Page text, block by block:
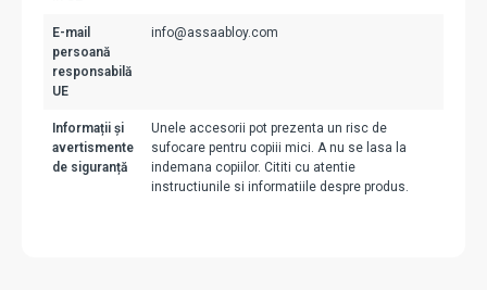
E-mail
persoană
responsabilă
UE
info@assaabloy.com
Informații și
avertismente
de siguranță
Unele accesorii pot prezenta un risc de
sufocare pentru copiii mici. A nu se lasa la
indemana copiilor. Cititi cu atentie
instructiunile si informatiile despre produs.